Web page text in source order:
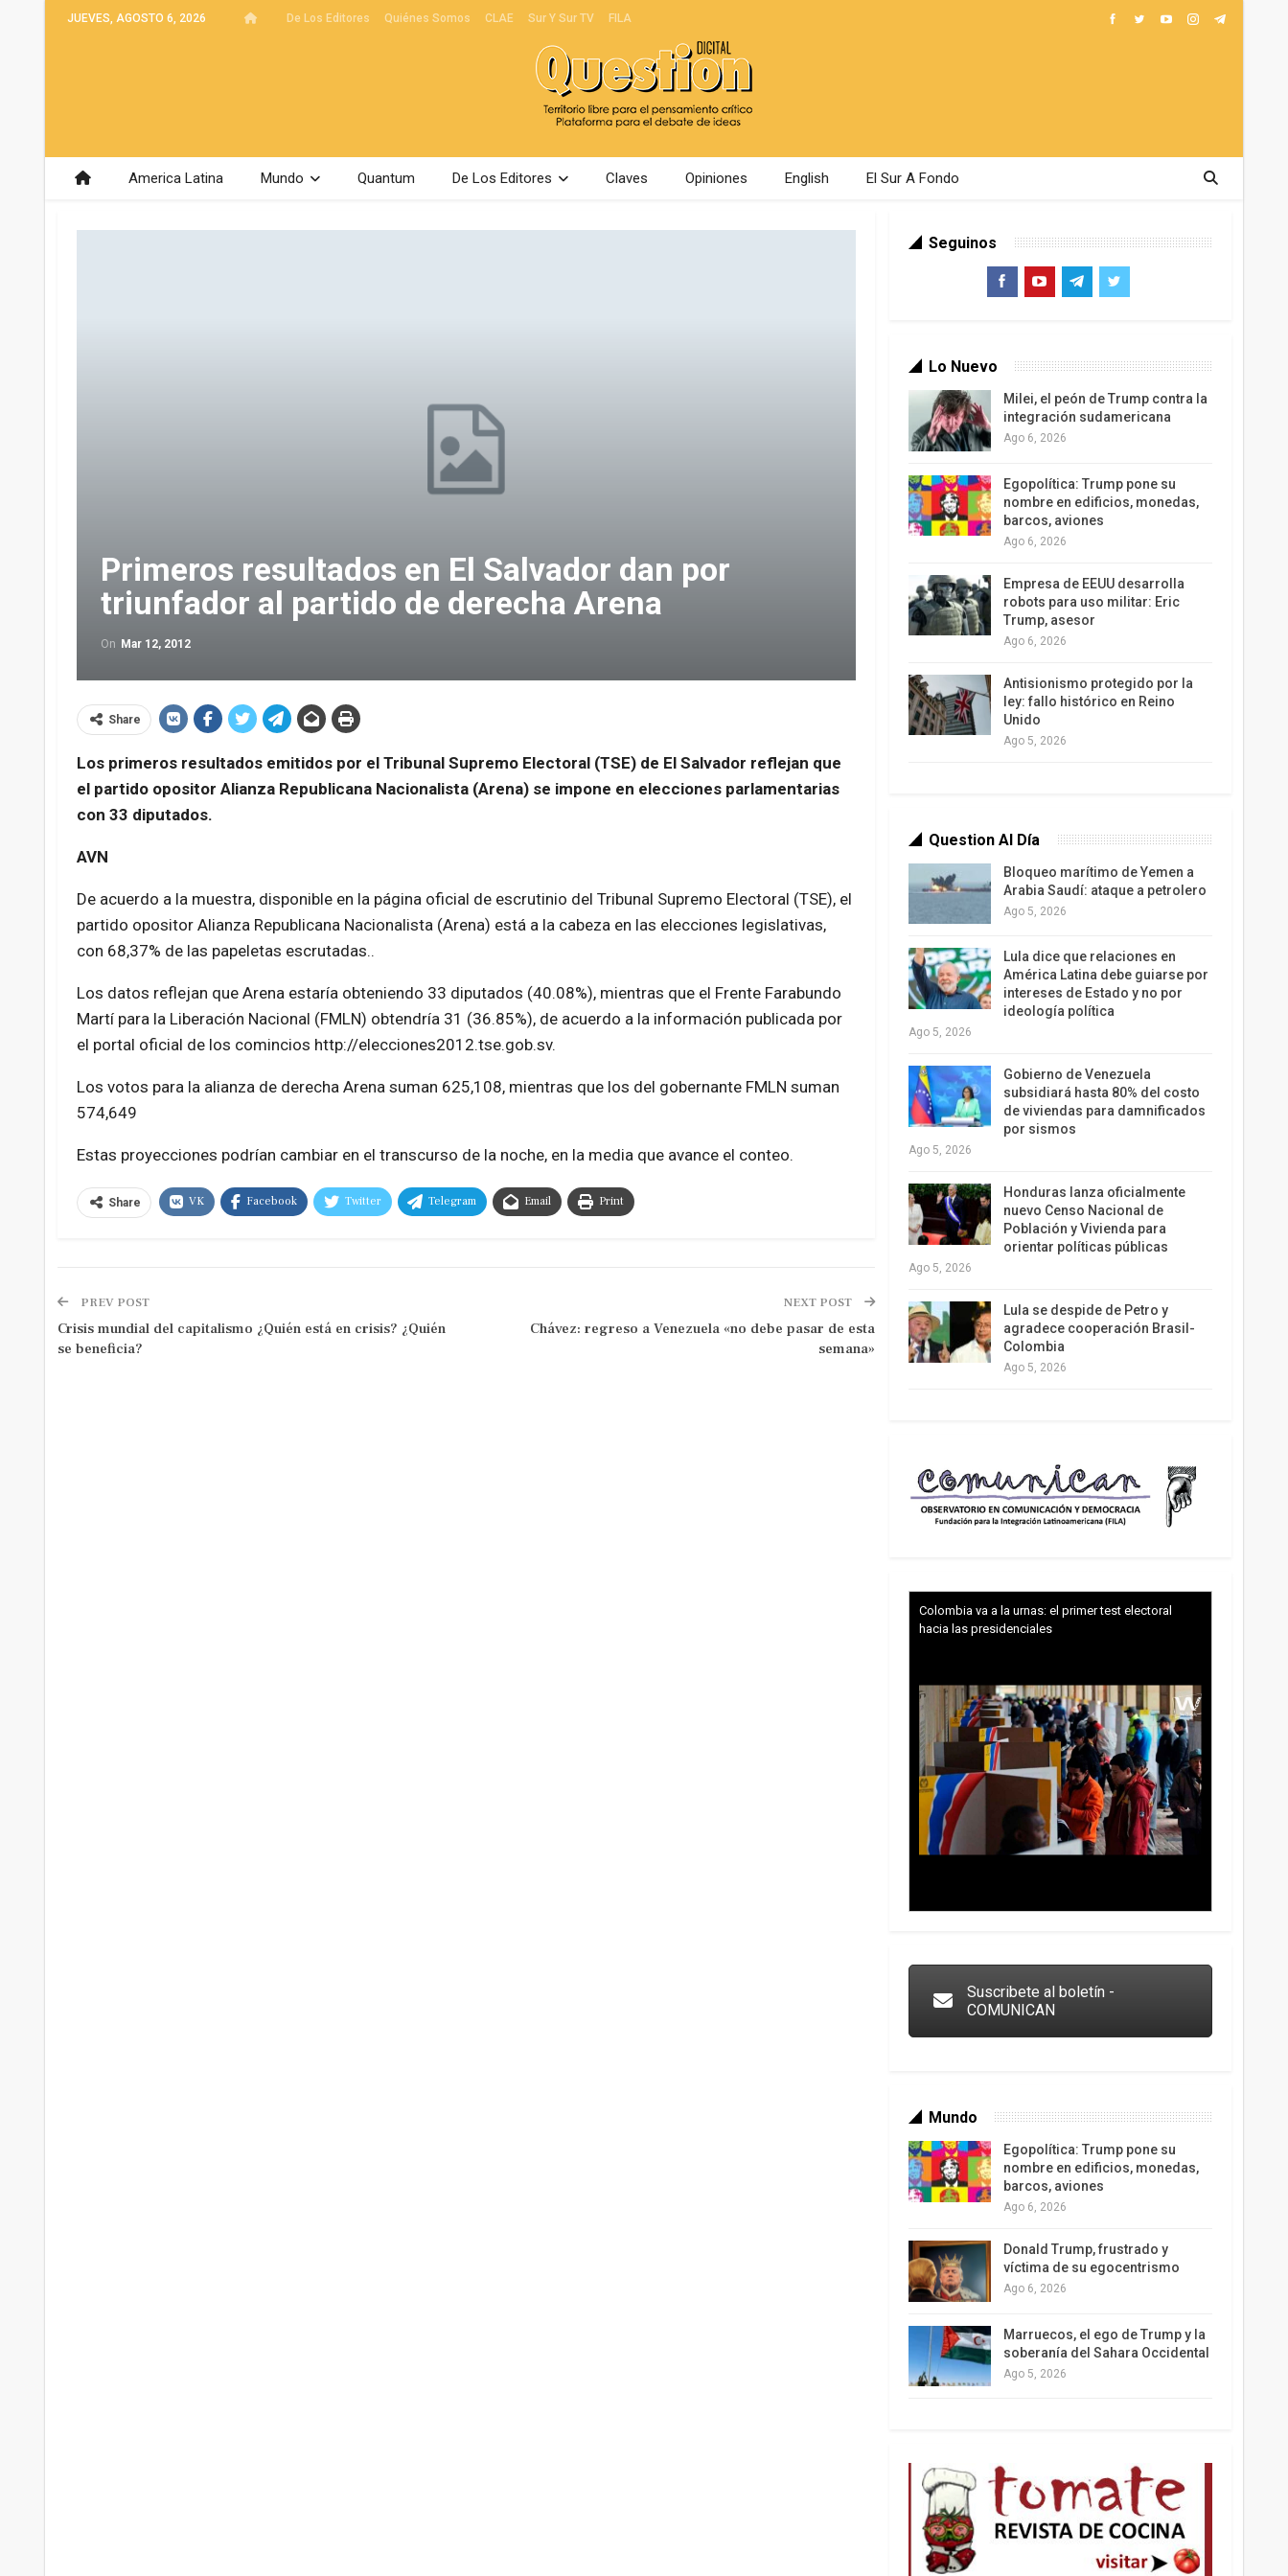
JUEVES, AGOSTO 6, 2026 De Los Editores Quiénes Somos CLAE Sur Y Sur TV FILA
America Latina Mundo Quantum De Los Editores Claves Opiniones English El Sur A Fondo
Primeros resultados en El Salvador dan por
triunfador al partido de derecha Arena
On Mar 12, 2012
Share
Los primeros resultados emitidos por el Tribunal Supremo Electoral (TSE) de El Salvador reflejan que
el partido opositor Alianza Republicana Nacionalista (Arena) se impone en elecciones parlamentarias
con 33 diputados.
AVN
De acuerdo a la muestra, disponible en la página oficial de escrutinio del Tribunal Supremo Electoral (TSE), el
partido opositor Alianza Republicana Nacionalista (Arena) está a la cabeza en las elecciones legislativas,
con 68,37% de las papeletas escrutadas..
Los datos reflejan que Arena estaría obteniendo 33 diputados (40.08%), mientras que el Frente Farabundo
Martí para la Liberación Nacional (FMLN) obtendría 31 (36.85%), de acuerdo a la información publicada por
el portal oficial de los comincios http://elecciones2012.tse.gob.sv.
Los votos para la alianza de derecha Arena suman 625,108, mientras que los del gobernante FMLN suman
574,649
Estas proyecciones podrían cambiar en el transcurso de la noche, en la media que avance el conteo.
Share VK Facebook Twitter Telegram Email Print
PREV POST
Crisis mundial del capitalismo ¿Quién está en crisis? ¿Quién
se beneficia?
NEXT POST
Chávez: regreso a Venezuela «no debe pasar de esta
semana»
Seguinos
Lo Nuevo
Milei, el peón de Trump contra la
integración sudamericana
Ago 6, 2026
Egopolítica: Trump pone su
nombre en edificios, monedas,
barcos, aviones
Ago 6, 2026
Empresa de EEUU desarrolla
robots para uso militar: Eric
Trump, asesor
Ago 6, 2026
Antisionismo protegido por la
ley: fallo histórico en Reino
Unido
Ago 5, 2026
Question Al Día
Bloqueo marítimo de Yemen a
Arabia Saudí: ataque a petrolero
Ago 5, 2026
Lula dice que relaciones en
América Latina debe guiarse por
intereses de Estado y no por
ideología política
Ago 5, 2026
Gobierno de Venezuela
subsidiará hasta 80% del costo
de viviendas para damnificados
por sismos
Ago 5, 2026
Honduras lanza oficialmente
nuevo Censo Nacional de
Población y Vivienda para
orientar políticas públicas
Ago 5, 2026
Lula se despide de Petro y
agradece cooperación Brasil-
Colombia
Ago 5, 2026
Colombia va a la urnas: el primer test electoral
hacia las presidenciales
Suscribete al boletín -
COMUNICAN
Mundo
Egopolítica: Trump pone su
nombre en edificios, monedas,
barcos, aviones
Ago 6, 2026
Donald Trump, frustrado y
víctima de su egocentrismo
Ago 6, 2026
Marruecos, el ego de Trump y la
soberanía del Sahara Occidental
Ago 5, 2026